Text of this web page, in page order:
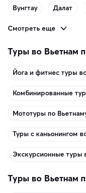
Вунгтау Далат
Смотреть еще
Туры во Вьетнам
Йога и фитнес туры
Комбинированные
Мототуры по
Туры с каньонингом
Экскурсионные туры
Туры во Вьетнам